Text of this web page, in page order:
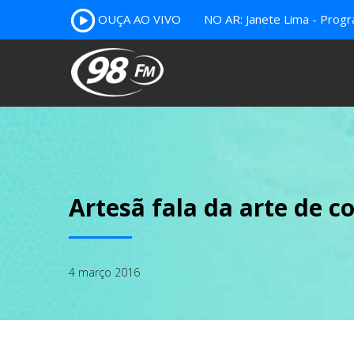
OUÇA AO VIVO NO AR: Janete Lima -
Artesã fala da arte de
4 março 2016